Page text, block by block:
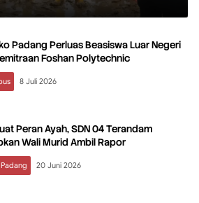
Padang Perluas Beasiswa Luar Negeri
Foshan Polytechnic
8 Juli 2026
Peran Ayah, SDN 04 Terandam
Wali Murid Ambil Rapor
20 Juni 2026